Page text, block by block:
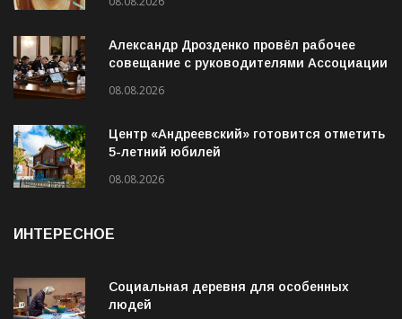
Александр Дрозденко провёл рабочее
совещание с руководителями Ассоциации
08.08.2026
Центр «Андреевский» готовится отметить
5-летний юбилей
08.08.2026
ИНТЕРЕСНОЕ
Социальная деревня для особенных
людей